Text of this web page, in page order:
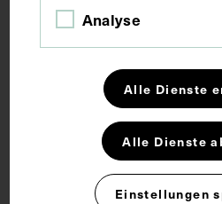
Schlagwörter
Assistent
Gruppenaufnahme
Analyse
Alle Dienste
Alle Dienste
Einstellungen